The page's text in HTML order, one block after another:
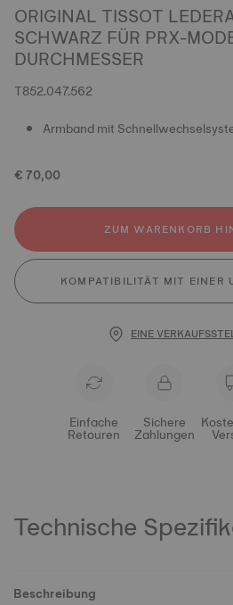
ORIGINAL TISSOT
SCHWARZ FÜR PRX-
DURCHMESSER
T852.047.562
Armband mit
€ 70,00
ZUM WARENKORB
KOMPATIBILITÄT MIT EINER
EINE
Einfache
Retouren
Sichere
Zahlungen
Technische
Beschreibung